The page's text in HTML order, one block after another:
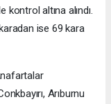
altına alındı.
ise 69 kara
Arıburnu